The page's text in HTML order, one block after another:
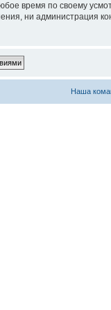
время по своему
ни администрация
Наша